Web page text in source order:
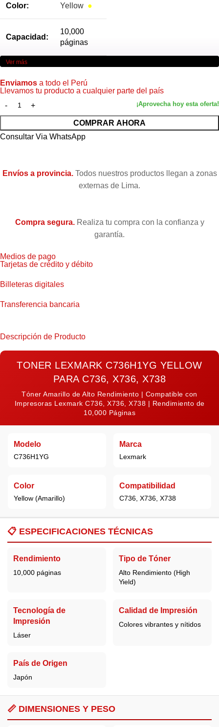
Color: Yellow ●
Capacidad:
10,000
páginas
Ver más
Enviamos a todo el Perú
Llevamos tu producto a cualquier parte del país
COMPRAR AHORA
Consultar Via WhatsApp
Envíos a provincia.Todos nuestros productos llegan a zonas
externas de Lima.
Compra segura.Realiza tu compra con la confianza y
garantía.
Medios de pago
Tarjetas de crédito y débito
Billeteras digitales
Transferencia bancaria
Descripción de Producto
TONER LEXMARK C736H1YG YELLOW
PARA C736, X736, X738
Tóner Amarillo de Alto Rendimiento | Compatible con
Impresoras Lexmark C736, X736, X738 | Rendimiento de
10,000 Páginas
Modelo
C736H1YG
Marca
Lexmark
Color
Yellow (Amarillo)
Compatibilidad
C736, X736, X738
📋 ESPECIFICACIONES TÉCNICAS
Rendimiento
10,000 páginas
Tipo de Tóner
Alto Rendimiento (High
Yield)
Tecnología de
Impresión
Láser
Calidad de Impresión
Colores vibrantes y nítidos
País de Origen
Japón
📏 DIMENSIONES Y PESO